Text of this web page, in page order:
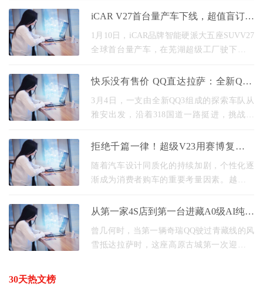
的综合得分斩获最高五星安全评级，成为获
iCAR V27首台量产车下线，超值盲订权
益同步解锁
1月10日，iCAR品牌智能硬派大五座SUVV27
全球首台量产车，在芜湖超级工厂驶下生产
正式进入规模化量产阶段。国内、国际版本
快乐没有售价 QQ直达拉萨：全新QQ3
重走拉萨路，再续快乐缘
3月4日，一支由全新QQ3组成的探索车队从
雅安出发，沿着318国道一路挺进，挑战极
下，全新QQ3以稳定的出色表现，顺利完成
拒绝千篇一律！超级V23用赛博复古与
硬核实力，开创个性化新路径
随着汽车设计同质化的持续加剧，个性化逐
渐成为消费者购车的重要考量因素。越来越
功能，而是渴望通过座驾展现自我态度。 于
从第一家4S店到第一台进藏A0级AI纯电
轿车：QQ与拉萨的情缘
曾几何时，当第一辆奇瑞QQ驶过青藏线的风
雪抵达拉萨时，这座高原古城第一次迎来了
30天热文榜